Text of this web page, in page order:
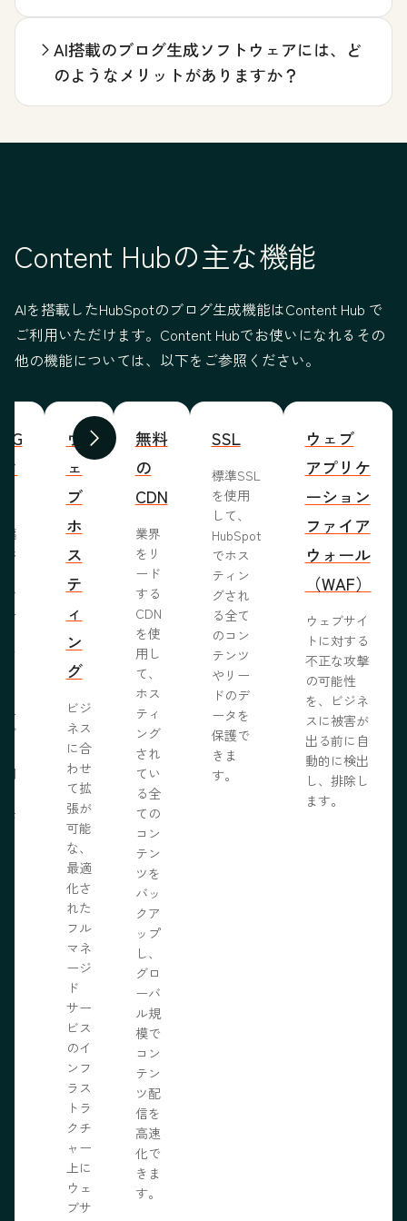
AI搭載のブログ生成ソフトウェアには、ど
のようなメリットがありますか？
Content Hubの主な機能
AIを搭載したHubSpotのブログ生成機能はContent Hub で
ご利用いただけます。Content Hubでお使いになれるその
他の機能については、以下をご参照ください。
前へ 次へ
編
形
ル
ル
ブ
ウ
ェ
ブ
ホ
ス
テ
ィ
ン
グ
ビジ
ネス
に合
わせ
て拡
張が
可能
な、
最適
化さ
れた
フル
マネ
ージ
ド
サー
ビス
のイ
ンフ
ラス
トラ
クチ
ャー
上に
ウェ
ブサ
無料
の
CDN
業界
をリ
ード
する
CDN
を使
用し
て、
ホス
ティ
ング
され
てい
る全
ての
コン
テン
ツを
バッ
クア
ップ
し、
グロ
ーバ
ル規
模で
コン
テン
ツ配
信を
高速
化で
きま
す。
SSL
標準SSL
を使用
して、
HubSpot
でホス
ティン
グされ
る全て
のコン
テンツ
やリー
ドのデ
ータを
保護で
きま
す。
ウェブ
アプリケ
ーション
ファイア
ウォール
（WAF）
ウェブサイ
トに対する
不正な攻撃
の可能性
を、ビジネ
スに被害が
出る前に自
動的に検出
し、排除し
ます。